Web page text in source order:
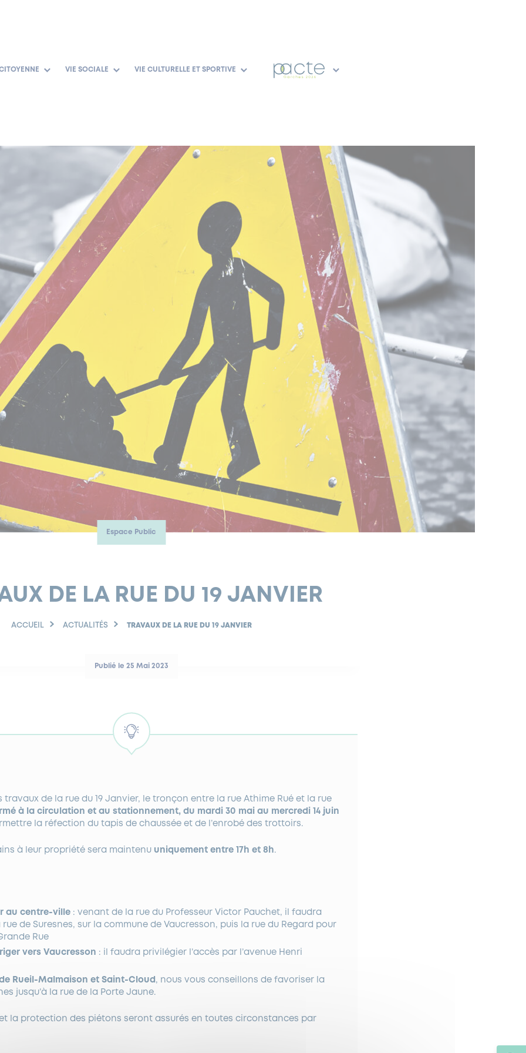
VIE SOCIALE VIE CULTURELLE ET SPORTIVE
Espace Public
DE LA RUE DU 19 JANVIER
ACCUEIL ACTUALITÉS TRAVAUX DE LA RUE DU 19 JANVIER
Publié le 25 Mai 2023
travaux de la rue du 19 Janvier, le tronçon entre la rue Athime Rué et la rue
à la circulation et au stationnement, du mardi 30 mai au mercredi 14 juin
la réfection du tapis de chaussée et de l’enrobé des trottoirs.
à leur propriété sera maintenu uniquement entre 17h et 8h.
au centre-ville : venant de la rue du Professeur Victor Pauchet, il faudra
de Suresnes, sur la commune de Vaucresson, puis la rue du Regard pour
Rue
vers Vaucresson : il faudra privilégier l’accès par l’avenue Henri
Rueil-Malmaison et Saint-Cloud , nous vous conseillons de favoriser la
jusqu’à la rue de la Porte Jaune.
la protection des piétons seront assurés en toutes circonstances par